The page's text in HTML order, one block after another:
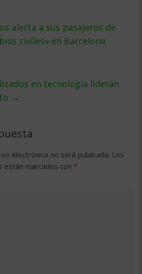
alerta a sus pasajeros de
civiles» en Barcelona
en tecnología lideran
→
electrónico no será publicada. Los
están marcados con *